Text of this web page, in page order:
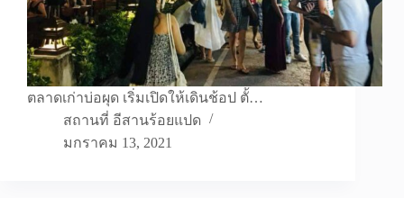
ตลาดเก่าบ่อผุด เริ่มเปิดให้เดินช้อป ตั้…
สถานที่ อีสานร้อยแปด
มกราคม 13, 2021